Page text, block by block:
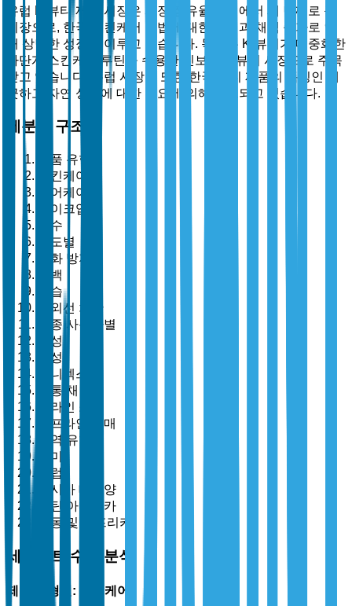
유럽 K-뷰티 제품 시장은 시장 점유율 측면에서 세 번째로 큰
시장으로, 한국 스킨케어 요법에 대한 인식과 채택 증가로 인
해 상당한 성장을 이루고 있습니다. 독일은 K-뷰티가 대중화한
다단계 스킨케어 루틴을 수용한 진보적인 뷰티 시장으로 주목
받고 있습니다. 유럽 시장은 또한 한국 뷰티 제품의 특징인 깨
끗하고 자연 성분에 대한 수요에 의해 주도되고 있습니다.
세분화 구조
제품 유형별
스킨케어
헤어케어
메이크업
향수
용도별
노화 방지
미백
보습
자외선 차단
최종 사용자별
남성
여성
유니섹스
유통 채널별
온라인 소매
오프라인 소매
지역 유형별
북미
유럽
아시아 태평양
라틴 아메리카
중동 및 아프리카
세그먼트 수준 분석
제품 유형별: 스킨케어